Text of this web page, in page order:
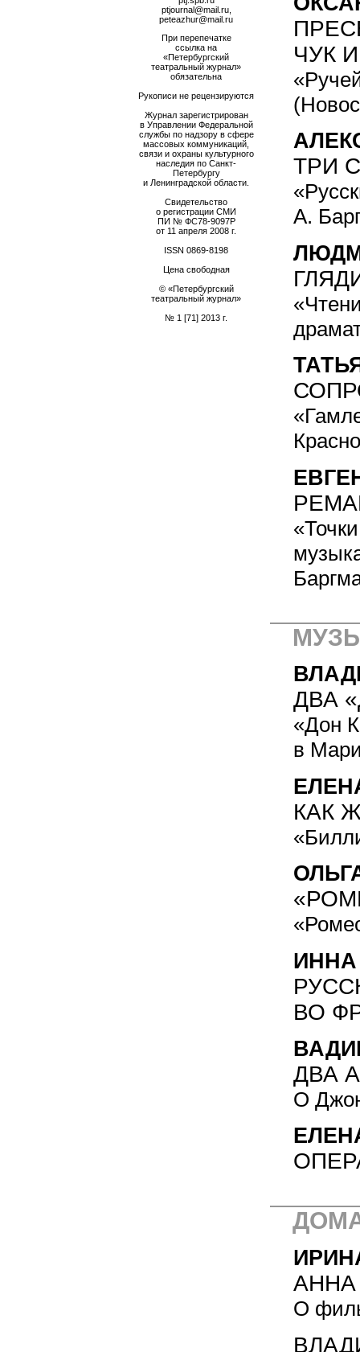
ptjournal@mail.ru,
peteazhur@mail.ru
При перепечатке
ссылка на
«Петербургский
театральный журнал»
обязательна
Рукописи не рецензируются
Журнал зарегистрирован
в Управлении Федеральной
службы по надзору в сфере
массовых коммуникаций,
связи и охраны культурного
наследия по Санкт-
Петербургу
и Ленинградской области.
Свидетельство
о регистрации СМИ
ПИ № ФС78-9097Р
от 11 апреля 2008 г.
ISSN 0869-8198
Цена свободная
© «Петербургский
театральный журнал»
№ 1 [71] 2013 г.
ЧУК
ТРИ
А.
ДВА
«Дон
в
КАК
ИННА
ВО
ДВА
О
АННА
О